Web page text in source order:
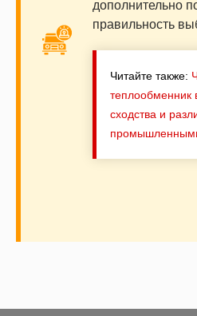
дополнительно
правильность
Читайте также:
сходства и